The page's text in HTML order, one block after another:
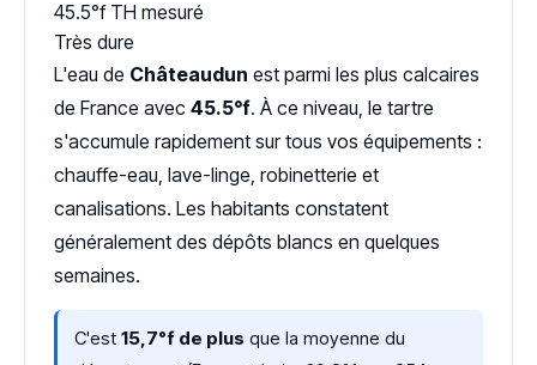
45.5°f TH mesuré
Très dure
L'eau de Châteaudun est parmi les plus calcaires
de France avec 45.5°f. À ce niveau, le tartre
s'accumule rapidement sur tous vos équipements :
chauffe-eau, lave-linge, robinetterie et
canalisations. Les habitants constatent
généralement des dépôts blancs en quelques
semaines.
C'est 15,7°f de plus que la moyenne du